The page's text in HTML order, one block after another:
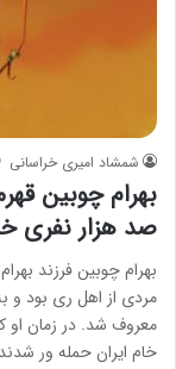
شمشاد امیری خراسانی
بهرام چوبین
صد هزار نفری
بهرام چوبین فرزند
مردی از اهل ری بود و
خام ایران حمله ور